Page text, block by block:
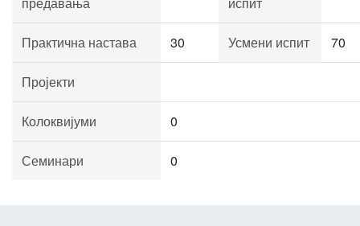
Практична настава 30 Усмени испит 70
Пројекти
Колоквијуми 0
Семинари 0